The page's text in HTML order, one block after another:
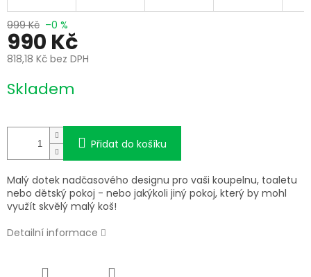
999 Kč –0 %
990 Kč
818,18 Kč bez DPH
cena:
Skladem
Přidat do košíku
Malý dotek nadčasového designu pro vaši koupelnu, toaletu
nebo dětský pokoj - nebo jakýkoli jiný pokoj, který by mohl
využít skvělý malý koš!
Detailní informace